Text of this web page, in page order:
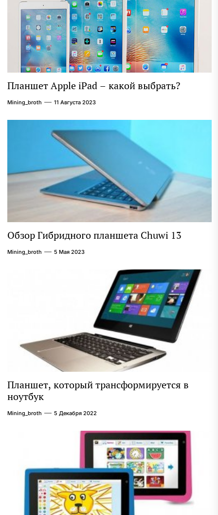
Планшет Apple iPad – какой выбрать?
Mining_broth 11 Августа 2023
Обзор Гибридного планшета Chuwi 13
Mining_broth 5 Мая 2023
Планшет, который трансформируется в
ноутбук
Mining_broth 5 Декабря 2022